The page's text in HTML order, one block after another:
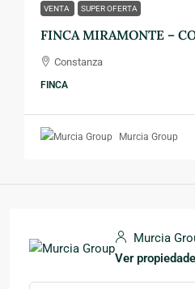
VENTA SUPER OFERTA
FINCA MIRAMONTE –
Constanza
FINCA
Murcia Group
Murcia
Ver